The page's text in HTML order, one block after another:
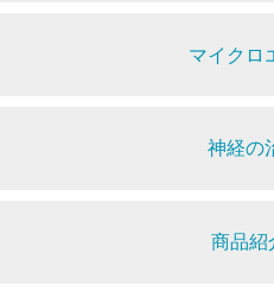
マイクロ
神経の
商品紹